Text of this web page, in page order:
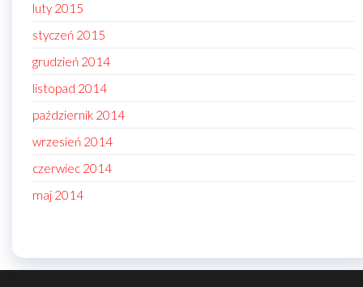
luty 2015
styczeń 2015
grudzień 2014
listopad 2014
październik 2014
wrzesień 2014
czerwiec 2014
maj 2014